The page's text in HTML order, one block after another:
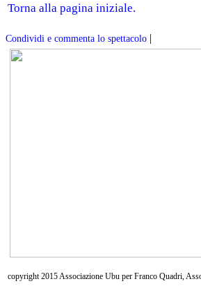
Torna alla pagina iniziale.
Condividi e commenta lo spettacolo |
copyright 2015 Associazione Ubu per Franco Quadri,